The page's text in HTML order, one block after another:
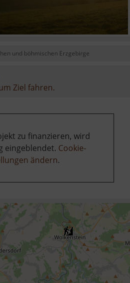
und böhmischen Erzgebirge
Ziel fahren.
zu finanzieren, wird
eingeblendet. Cookie-
ändern.